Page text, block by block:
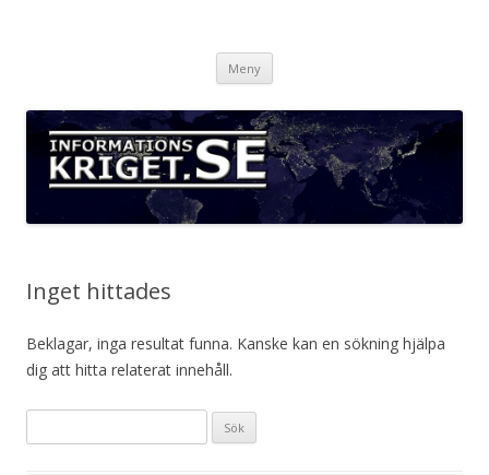
Meny
Inget hittades
Beklagar, inga resultat funna. Kanske kan en sökning hjälpa
dig att hitta relaterat innehåll.
efter: